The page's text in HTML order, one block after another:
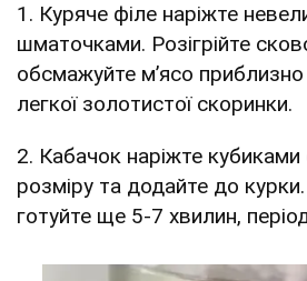
1. Куряче філе наріжте
шматочками. Розігрійте
обсмажуйте м’ясо
легкої золотистої скоринки.
2. Кабачок наріжте
розміру та додайте до
готуйте ще 5-7 хвилин,